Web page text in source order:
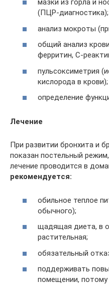
мазки из горла и
(ПЦР-диагностика);
анализ мокроты
общий анализ
ферритин, С-
пульсоксиметрия
кислорода в крови);
определение
Лечение
При развитии бронхита и
показан постельный
лечение проводится в
рекомендуется:
обильное теплое
обычного);
щадящая диета, в
растительная;
обязательный
поддерживать
помещении, потому